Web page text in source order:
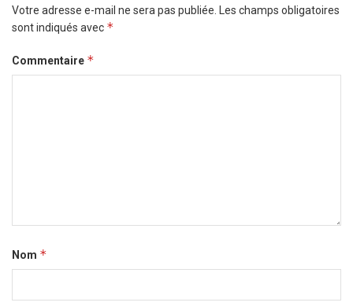
Votre adresse e-mail ne sera pas publiée.
Les champs obligatoires
sont indiqués avec *
Commentaire *
Nom *